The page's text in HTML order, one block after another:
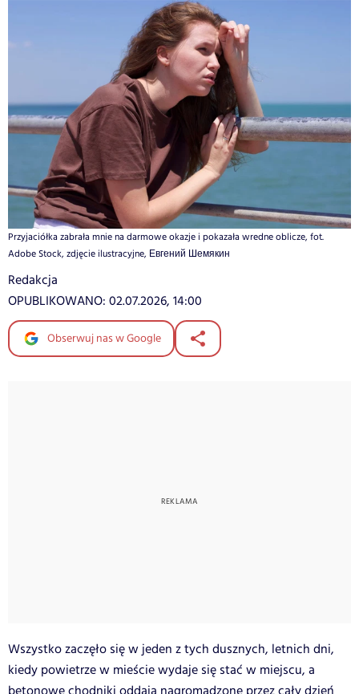
Przyjaciółka zabrała mnie na darmowe okazje i pokazała wredne oblicze, fot.
Adobe Stock, zdjęcie ilustracyjne, Евгений Шемякин
Redakcja
OPUBLIKOWANO: 02.07.2026, 14:00
Obserwuj nas w Google
Wszystko zaczęło się w jeden z tych dusznych, letnich dni,
kiedy powietrze w mieście wydaje się stać w miejscu, a